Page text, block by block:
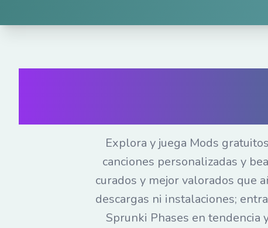
Explora y juega Mods
canciones personalizadas y
curados y mejor valorados que
descargas ni instalaciones;
Sprunki Phases en tendencia